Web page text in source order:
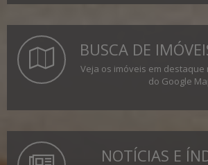
BUSCA DE
Veja os imóveis em
do Google
NOTÍCIAS E